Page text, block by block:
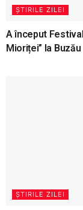
ȘTIRILE ZILEI
A început
Mioriței” la Buzău
ȘTIRILE ZILEI